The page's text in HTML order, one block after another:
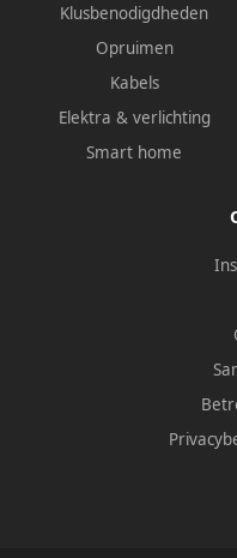
Klusbenodigdheden
Opruimen
Kabels
Elektra & verlichting
Smart home